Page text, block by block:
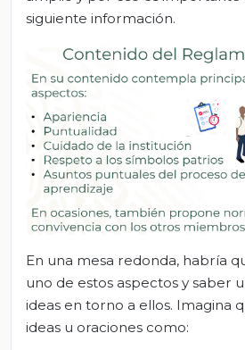
siguiente información.
En una mesa redonda, habría
uno de estos aspectos y saber
ideas en torno a ellos. Imagina
ideas u oraciones como: